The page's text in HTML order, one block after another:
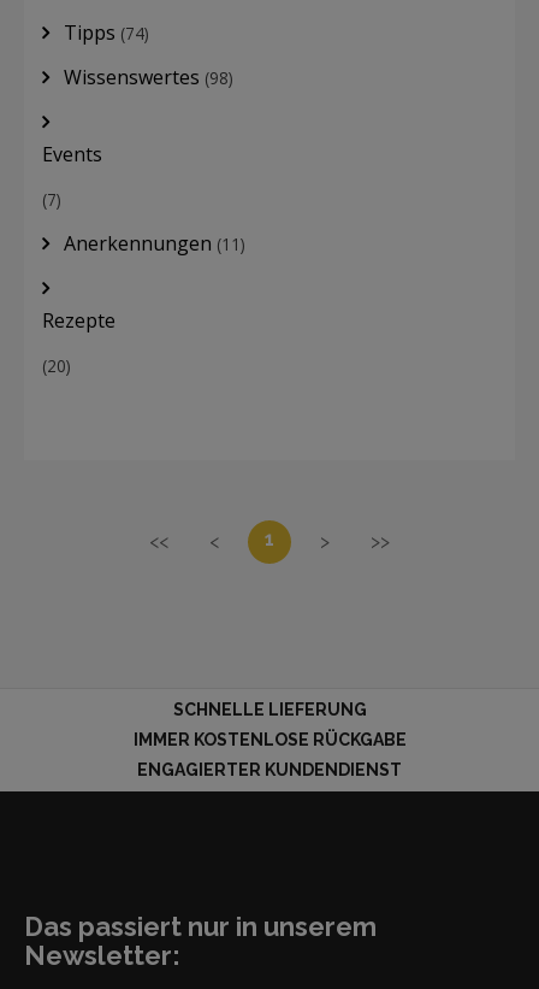
Tipps (74)
Wissenswertes (98)
Events
(7)
Anerkennungen (11)
Rezepte
(20)
<< < 1 > >>
SCHNELLE LIEFERUNG
IMMER KOSTENLOSE RÜCKGABE
ENGAGIERTER KUNDENDIENST
Das passiert nur in unserem
Newsletter: